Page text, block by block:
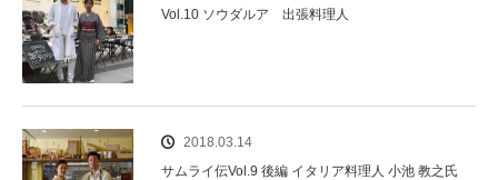
Vol.10 ソウダルア 出張料理人
2018.03.14
サムライ伝Vol.9 後編 イタリア料理人 小池 教之氏